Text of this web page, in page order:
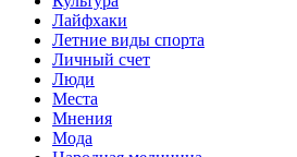
Лайфхаки
Летние виды спорта
Личный счет
Люди
Места
Мнения
Мода